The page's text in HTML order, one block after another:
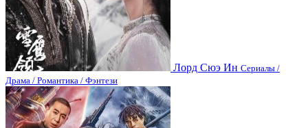
Лорд Сюэ Ин Сериалы /
Драма / Романтика / Фэнтези